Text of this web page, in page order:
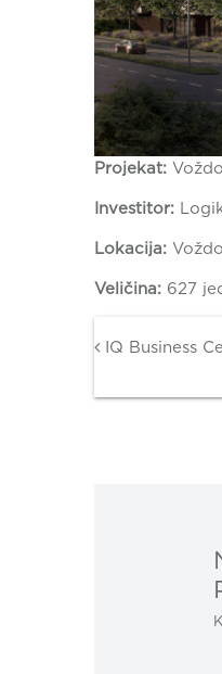
Projekat:
Investitor:
Lokacija:
Veličina: 627
Post
IQ Business